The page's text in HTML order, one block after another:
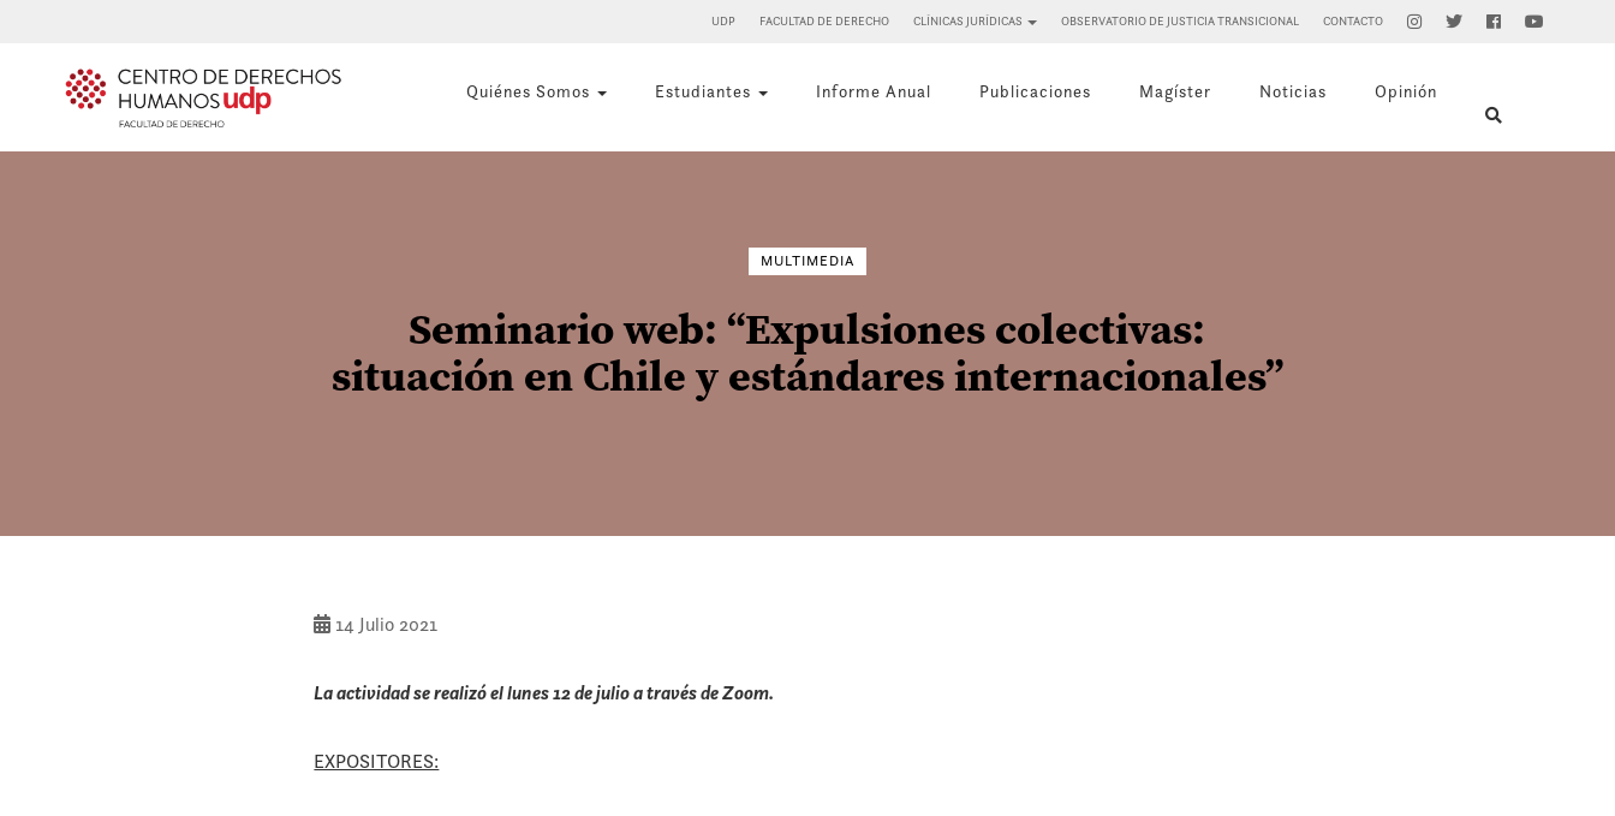
UDP FACULTAD DE DERECHO CLÍNICAS JURÍDICAS OBSERVATORIO DE JUSTICIA TRANSICIONAL CONTACTO
Quiénes Somos Estudiantes Informe Anual Publicaciones Magíster Noticias Opinión
MULTIMEDIA
Seminario web: “Expulsiones colectivas:
situación en Chile y estándares internacionales”
14 Julio 2021
La actividad se realizó el lunes 12 de julio a través de Zoom.
EXPOSITORES: